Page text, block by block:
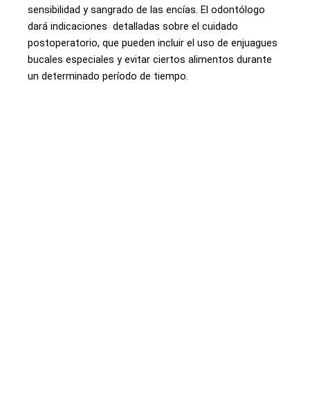
sensibilidad y sangrado de las encías. El odontólogo
dará indicaciones detalladas sobre el cuidado
postoperatorio, que pueden incluir el uso de enjuagues
bucales especiales y evitar ciertos alimentos durante
un determinado período de tiempo.